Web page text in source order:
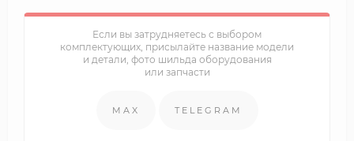
Если вы затрудняетесь с выбором
комплектующих, присылайте название модели
и детали, фото шильда оборудования
или запчасти
MAX TELEGRAM